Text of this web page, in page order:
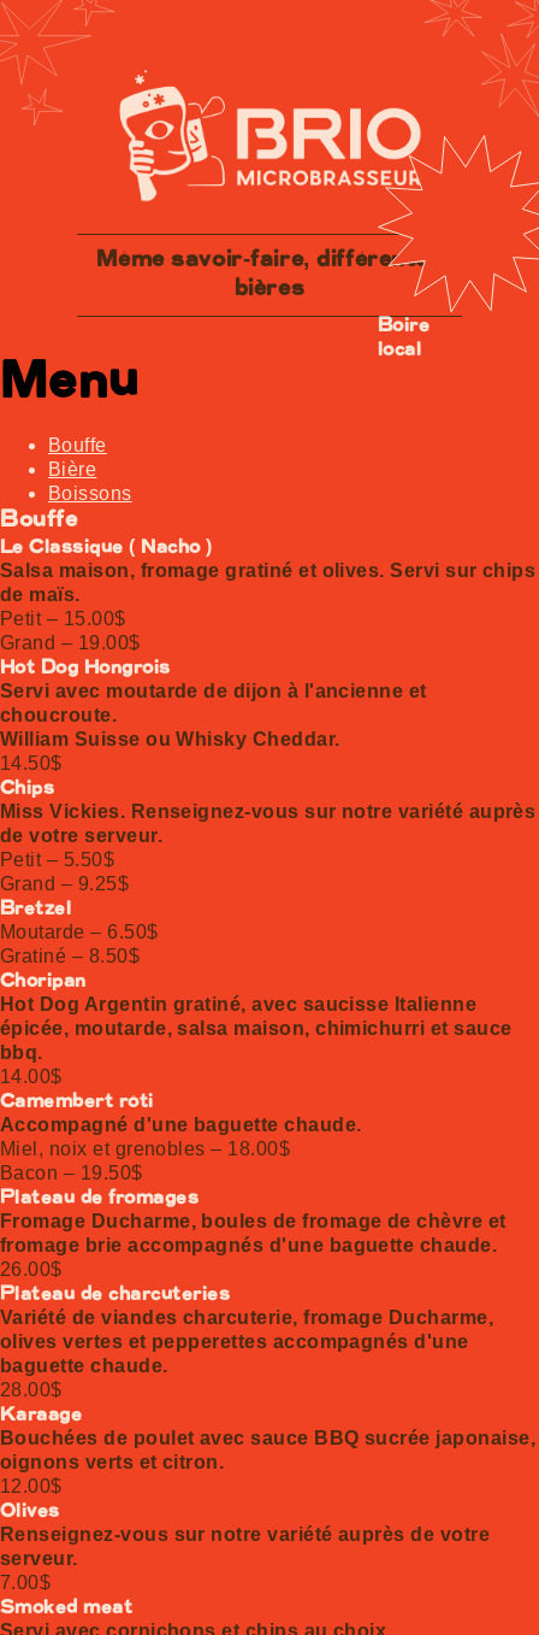
Boire
local
Même savoir-faire, différentes
bières
Menu
Bouffe
Bière
Boissons
Bouffe
Le Classique ( Nacho )
Salsa maison, fromage gratiné et olives. Servi sur chips
de maïs.
Petit – 15.00$
Grand – 19.00$
Hot Dog Hongrois
Servi avec moutarde de dijon à l'ancienne et
choucroute.
William Suisse ou Whisky Cheddar.
14.50$
Chips
Miss Vickies. Renseignez-vous sur notre variété auprès
de votre serveur.
Petit – 5.50$
Grand – 9.25$
Bretzel
Moutarde – 6.50$
Gratiné – 8.50$
Choripan
Hot Dog Argentin gratiné, avec saucisse Italienne
épicée, moutarde, salsa maison, chimichurri et sauce
bbq.
14.00$
Camembert rôti
Accompagné d'une baguette chaude.
Miel, noix et grenobles – 18.00$
Bacon – 19.50$
Plateau de fromages
Fromage Ducharme, boules de fromage de chèvre et
fromage brie accompagnés d'une baguette chaude.
26.00$
Plateau de charcuteries
Variété de viandes charcuterie, fromage Ducharme,
olives vertes et pepperettes accompagnés d'une
baguette chaude.
28.00$
Karaage
Bouchées de poulet avec sauce BBQ sucrée japonaise,
oignons verts et citron.
12.00$
Olives
Renseignez-vous sur notre variété auprès de votre
serveur.
7.00$
Smoked meat
Servi avec cornichons et chips au choix.